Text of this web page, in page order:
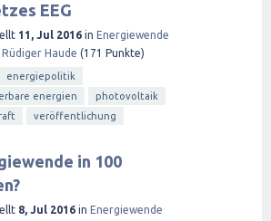
EEG
11, Jul 2016 in Energiewende
Rüdiger Haude (171 Punkte)
energiepolitik
energien
photovoltaik
veröffentlichung
in 100
8, Jul 2016 in Energiewende